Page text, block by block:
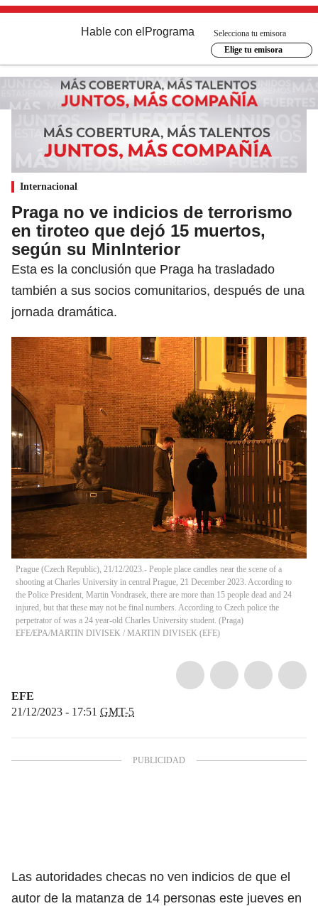
Hable con el Programa
Selecciona tu emisora
Elige tu emisora
Internacional
Praga no ve indicios de terrorismo
en tiroteo que dejó 15 muertos,
según su MinInterior
Esta es la conclusión que Praga ha trasladado
también a sus socios comunitarios, después de una
jornada dramática.
Prague (Czech Republic), 21/12/2023.- People place candles near the scene of a
shooting at Charles University in central Prague, 21 December 2023. According to
the Police President, Martin Vondrasek, there are more than 15 people dead and 24
injured, but that these may not be final numbers. According to Czech police the
perpetrator of was a 24 year-old Charles University student. (Praga)
EFE/EPA/MARTIN DIVISEK / MARTIN DIVISEK (EFE)
EFE
21/12/2023 - 17:51 GMT-5
Las autoridades checas no ven indicios de que el
autor de la matanza de 14 personas este jueves en